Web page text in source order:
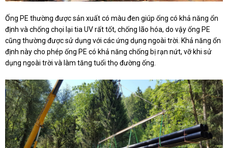
Ống PE thường được sản xuất có màu đen giúp ống có khả năng ổn
định và chống chọi lại tia UV rất tốt, chống lão hóa, do vậy ống PE
cũng thường được sử dụng với các ứng dụng ngoài trời. Khả năng ổn
định này cho phép ống PE có khả năng chống bị rạn nứt, vỡ khi sử
dụng ngoài trời và làm tăng tuổi thọ đường ống.